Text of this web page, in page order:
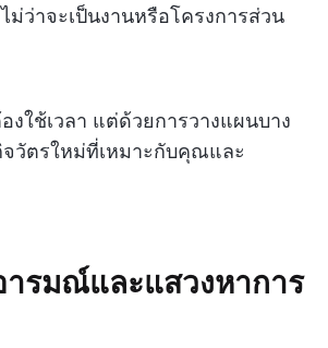
ม่ว่าจะเป็นงานหรือโครงการส่วน
งใช้เวลา แต่ด้วยการวางแผนบาง
วัตรใหม่ที่เหมาะกับคุณและ
รมณ์และแสวงหาการ